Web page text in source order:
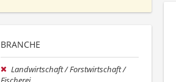
BRANCHE
Landwirtschaft / Forstwirtschaft /